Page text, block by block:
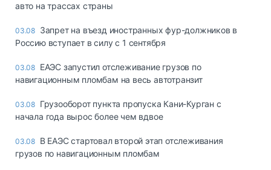
авто на трассах страны
03.08 Запрет на въезд иностранных фур-должников в
Россию вступает в силу с 1 сентября
03.08 ЕАЭС запустил отслеживание грузов по
навигационным пломбам на весь автотранзит
03.08 Грузооборот пункта пропуска Кани-Курган с
начала года вырос более чем вдвое
03.08 В ЕАЭС стартовал второй этап отслеживания
грузов по навигационным пломбам